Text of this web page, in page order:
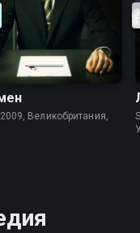
2009, Великобритания,